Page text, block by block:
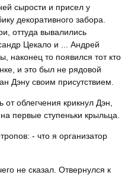
сырости и присел у
декоративного забора.
оттуда вывалились
Цекало и ... Андрей
наконец то появился тот кто
и это был не рядовой
Дэну своим присутствием.
облегчения крикнул Дэн,
первые ступеньки крыльца.
- что я организатор
не сказал. Отвернулся к